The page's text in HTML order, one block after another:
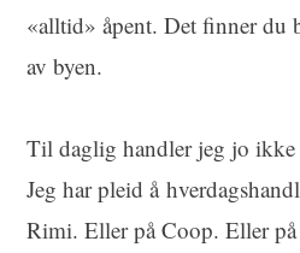
«alltid» åpent. Det finner du
av byen.
Til daglig handler jeg jo
Jeg har pleid å
Rimi. Eller på Coop. Eller